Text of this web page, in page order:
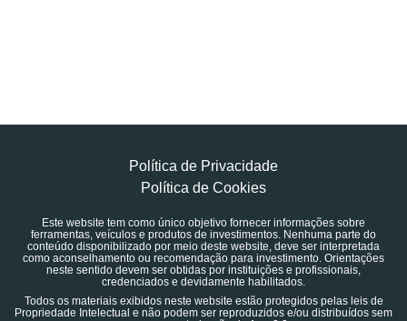
Política de Privacidade
Política de Cookies
Este website tem como único objetivo fornecer informações sobre
ferramentas, veículos e produtos de investimentos. Nenhuma parte do
conteúdo disponibilizado por meio deste website, deve ser interpretada
como aconselhamento ou recomendação para investimento. Orientações
neste sentido devem ser obtidas por instituições e profissionais,
credenciados e devidamente habilitados.
Todos os materiais exibidos neste website estão protegidos pelas leis de
Propriedade Intelectual e não podem ser reproduzidos e/ou distribuídos sem